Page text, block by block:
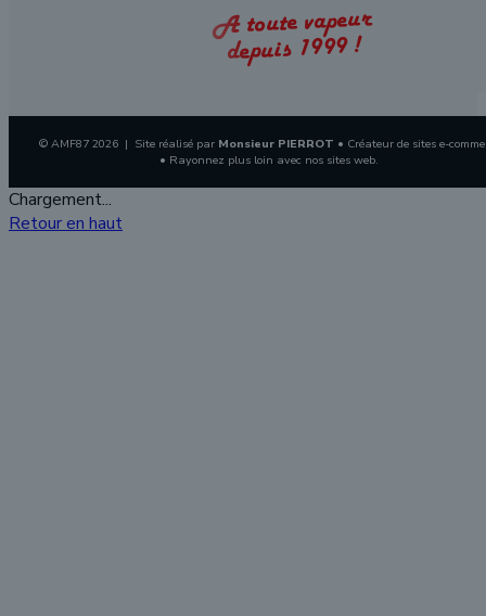
A toute vapeur
depuis 1999 !
© AMF87 2026 | Site réalisé par Monsieur PIERROT • Créateur de sites e-
• Rayonnez plus loin avec nos sites web.
Chargement...
Retour en haut